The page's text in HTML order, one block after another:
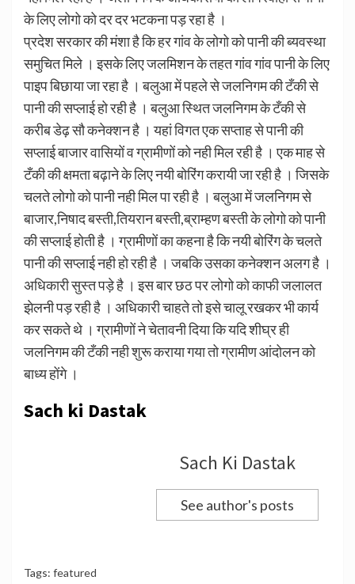
के लिए लोगो को दर दर भटकना पड़ रहा है ।
प्रदेश सरकार की मंशा है कि हर गांव के लोगो को पानी की ब्यवस्था
समुचित मिले । इसके लिए जलमिशन के तहत गांव गांव पानी के लिए
पाइप बिछाया जा रहा है । बलुआ में पहले से जलनिगम की टँकी से
पानी की सप्लाई हो रही है । बलुआ स्थित जलनिगम के टँकी से
करीब डेढ़ सौ कनेक्शन है । यहां विगत एक सप्ताह से पानी की
सप्लाई बाजार वासियों व ग्रामीणों को नही मिल रही है । एक माह से
टँकी की क्षमता बढ़ाने के लिए नयी बोरिंग करायी जा रही है । जिसके
चलते लोगो को पानी नही मिल पा रही है । बलुआ में जलनिगम से
बाजार,निषाद बस्ती,तियरान बस्ती,ब्राम्हण बस्ती के लोगो को पानी
की सप्लाई होती है । ग्रामीणों का कहना है कि नयी बोरिंग के चलते
पानी की सप्लाई नही हो रही है । जबकि उसका कनेक्शन अलग है ।
अधिकारी सुस्त पड़े है । इस बार छठ पर लोगो को काफी जलालत
झेलनी पड़ रही है । अधिकारी चाहते तो इसे चालू रखकर भी कार्य
कर सकते थे । ग्रामीणों ने चेतावनी दिया कि यदि शीघ्र ही
जलनिगम की टँकी नही शुरू कराया गया तो ग्रामीण आंदोलन को
बाध्य होंगे ।
Sach ki Dastak
Sach Ki Dastak
See author's posts
Tags: featured